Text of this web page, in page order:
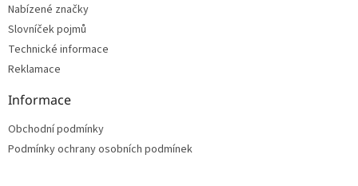
Nabízené značky
Slovníček pojmů
Technické informace
Reklamace
Informace
Obchodní podmínky
Podmínky ochrany osobních podmínek